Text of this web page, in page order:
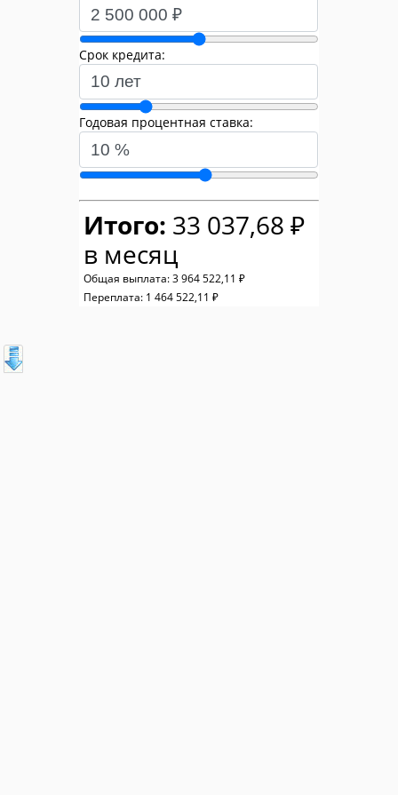
Срок кредита:
Годовая процентная ставка:
Итого: 33 037,68 ₽
в месяц
Общая выплата: 3 964 522,11 ₽
Переплата: 1 464 522,11 ₽